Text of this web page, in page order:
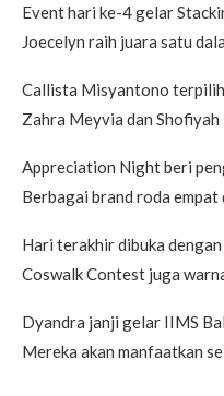
Event hari ke-4 gelar
Joecelyn raih juara satu
Callista Misyantono
Zahra Meyvia dan
Appreciation Night beri
Berbagai brand roda
Hari terakhir dibuka
Coswalk Contest juga
Dyandra janji gelar IIMS
Mereka akan manfaatkan